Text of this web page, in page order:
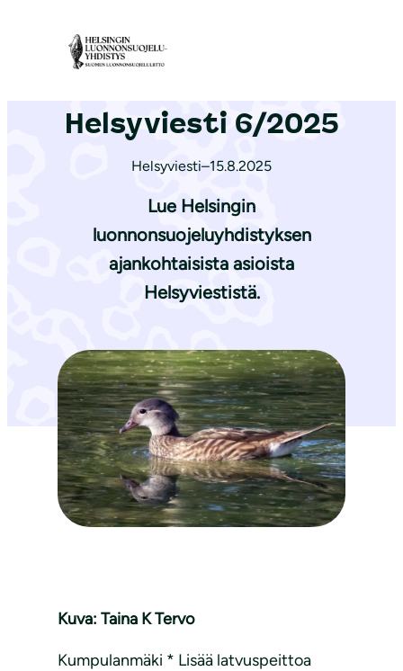
Etusivu|Ajankohtaista
Helsyviesti 6/2025
Helsyviesti–15.8.2025
Lue Helsingin
luonnonsuojeluyhdistyksen
ajankohtaisista asioista
Helsyviestistä.
Kuva: Taina K Tervo
Kumpulanmäki * Lisää latvuspeittoa